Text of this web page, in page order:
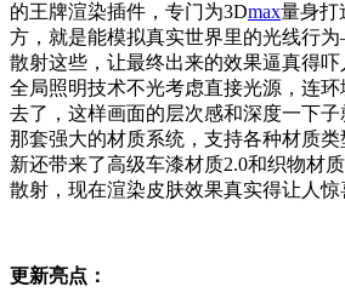
的王牌渲染插件，专门为3Dmax量身打
方，就是能模拟真实世界里的光线行为——比
散射这些，让最终出来的效果逼真得吓人
全局照明技术不光考虑直接光源，连
去了，这样画面的层次感和深度一下子
那套强大的材质系统，支持各种材质类
新还带来了高级车漆材质2.0和织物材质
散射，现在渲染皮肤效果真实得让人惊喜
更新亮点：